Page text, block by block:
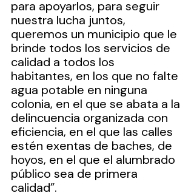
para apoyarlos, para seguir
nuestra lucha juntos,
queremos un municipio que le
brinde todos los servicios de
calidad a todos los
habitantes, en los que no falte
agua potable en ninguna
colonia, en el que se abata a la
delincuencia organizada con
eficiencia, en el que las calles
estén exentas de baches, de
hoyos, en el que el alumbrado
público sea de primera
calidad”.